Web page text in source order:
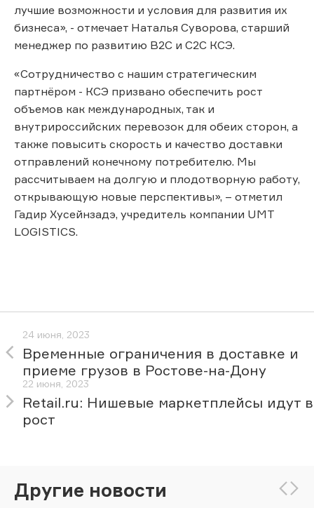
лучшие возможности и условия для развития их
бизнеса», - отмечает Наталья Суворова, старший
менеджер по развитию B2C и С2С КСЭ.
«Сотрудничество с нашим стратегическим
партнёром - КСЭ призвано обеспечить рост
объемов как международных, так и
внутрироссийских перевозок для обеих сторон, а
также повысить скорость и качество доставки
отправлений конечному потребителю. Мы
рассчитываем на долгую и плодотворную работу,
открывающую новые перспективы», – отметил
Гадир Хусейнзадэ, учредитель компании UMT
LOGISTICS.
24 июня, 2023
Временные ограничения в доставке и
приеме грузов в Ростове-на-Дону
22 июня, 2023
Retail.ru: Нишевые маркетплейсы идут в
рост
Другие новости